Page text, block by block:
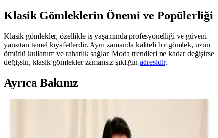
Klasik Gömleklerin Önemi ve Popülerliği
Klasik gömlekler, özellikle iş yaşamında profesyonelliği ve güveni
yansıtan temel kıyafetlerdir. Aynı zamanda kaliteli bir gömlek, uzun
ömürlü kullanım ve rahatlık sağlar. Moda trendleri ne kadar değişirse
değişsin, klasik gömlekler zamansız şıklığın adresidir.
Ayrıca Bakınız
Şıklık ve Fonksiyonellik Bir Arada